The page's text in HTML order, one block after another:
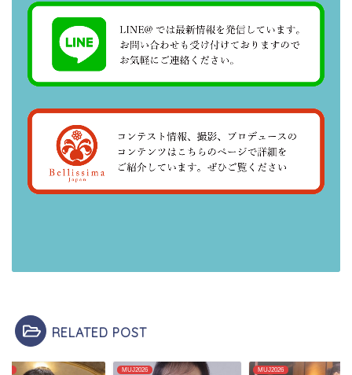
RELATED POST
MUJ2026 MUJ2026